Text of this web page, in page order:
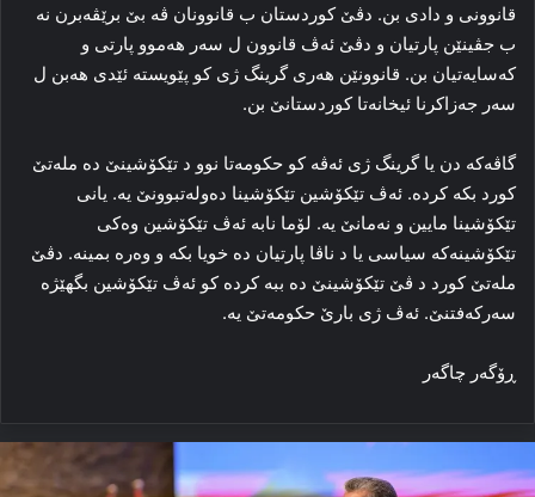
قانوونی و دادی بن. دڤێ کوردستان ب قانوونان ڤه‌ بێ برێڤه‌برن نه‌
ب جڤینێن پارتیان و دڤێ ئه‌ڤ قانوون ل سه‌ر هه‌موو پارتی و
که‌سایه‌تیان بن. قانوونێن هه‌ری گرینگ ژی کو پێویسته‌ ئێدی هه‌بن ل
سه‌ر جه‌زاکرنا ئیخانه‌تا کوردستانێ بن.
گاڤه‌که‌ دن یا گرینگ ژی ئه‌ڤه‌ کو حکومه‌تا نوو د تێکۆشینێ ده‌ مله‌تێ
کورد بکه‌ کرده‌. ئه‌ڤ تێکۆشین تێکۆشینا ده‌وله‌تبوونێ یه‌. یانی
تێکۆشینا مایین و نه‌مانێ یه‌. لۆما نابه‌ ئه‌ڤ تێکۆشین وه‌کی
تێکۆشینه‌که‌ سیاسی یا د ناڤا پارتیان ده‌ خویا بکه‌ و وه‌ره‌ بمینه‌. دڤێ
مله‌تێ کورد د ڤێ تێکۆشینێ ده‌ ببه‌ کرده‌ کو ئه‌ڤ تێکۆشین بگهێژه‌
سه‌رکه‌فتنێ. ئه‌ڤ ژی بارێ حکومه‌تێ یه‌.
ڕۆگه‌ر چاگه‌ر